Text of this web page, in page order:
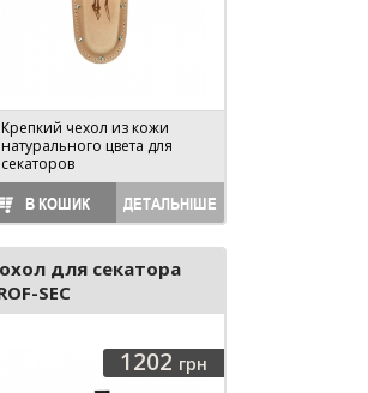
Крепкий чехол из кожи
натурального цвета для
секаторов
В КОШИК ДЕТАЛЬНІШЕ
для секатора
SEC
1202 грн